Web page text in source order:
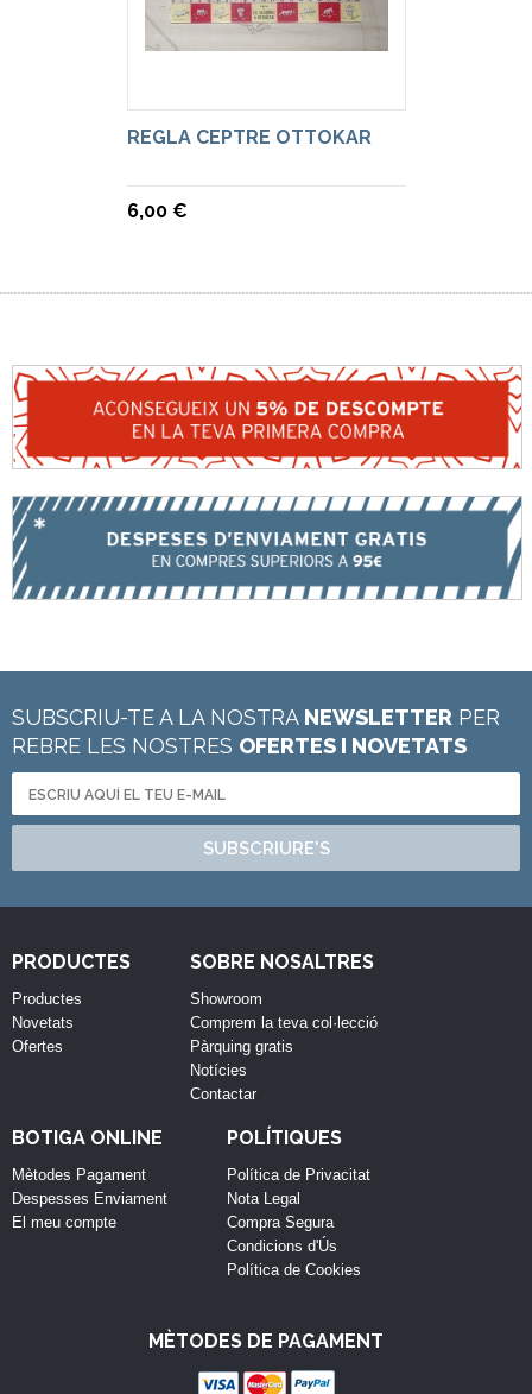
REGLA CEPTRE OTTOKAR
6,00 €
SUBSCRIU-TE A LA NOSTRA NEWSLETTER PER
REBRE LES NOSTRES OFERTES I NOVETATS
SUBSCRIURE'S
PRODUCTES
Productes
Novetats
Ofertes
SOBRE NOSALTRES
Showroom
Comprem la teva col·lecció
Pàrquing gratis
Notícies
Contactar
BOTIGA ONLINE
Mètodes Pagament
Despesses Enviament
El meu compte
POLÍTIQUES
Política de Privacitat
Nota Legal
Compra Segura
Condicions d'Ús
Política de Cookies
MÈTODES DE PAGAMENT